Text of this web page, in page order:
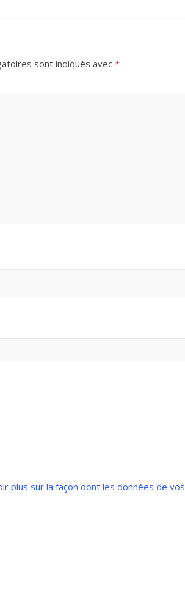
sont indiqués avec*
plus sur la façon dont les données de vos